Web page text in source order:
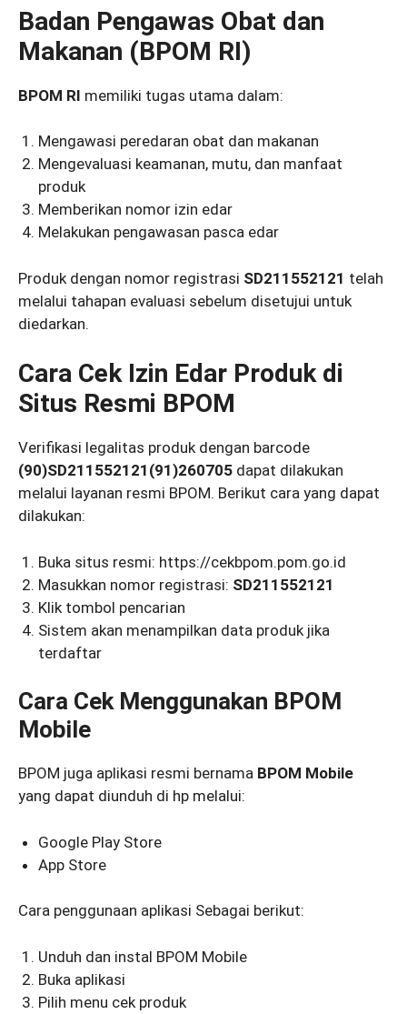
Badan Pengawas Obat dan
Makanan (BPOM RI)
BPOM RI memiliki tugas utama dalam:
Mengawasi peredaran obat dan makanan
Mengevaluasi keamanan, mutu, dan manfaat
produk
Memberikan nomor izin edar
Melakukan pengawasan pasca edar
Produk dengan nomor registrasi SD211552121 telah
melalui tahapan evaluasi sebelum disetujui untuk
diedarkan.
Cara Cek Izin Edar Produk di
Situs Resmi BPOM
Verifikasi legalitas produk dengan barcode
(90)SD211552121(91)260705 dapat dilakukan
melalui layanan resmi BPOM. Berikut cara yang dapat
dilakukan:
Buka situs resmi: https://cekbpom.pom.go.id
Masukkan nomor registrasi: SD211552121
Klik tombol pencarian
Sistem akan menampilkan data produk jika
terdaftar
Cara Cek Menggunakan BPOM
Mobile
BPOM juga aplikasi resmi bernama BPOM Mobile
yang dapat diunduh di hp melalui:
Google Play Store
App Store
Cara penggunaan aplikasi Sebagai berikut:
Unduh dan instal BPOM Mobile
Buka aplikasi
Pilih menu cek produk